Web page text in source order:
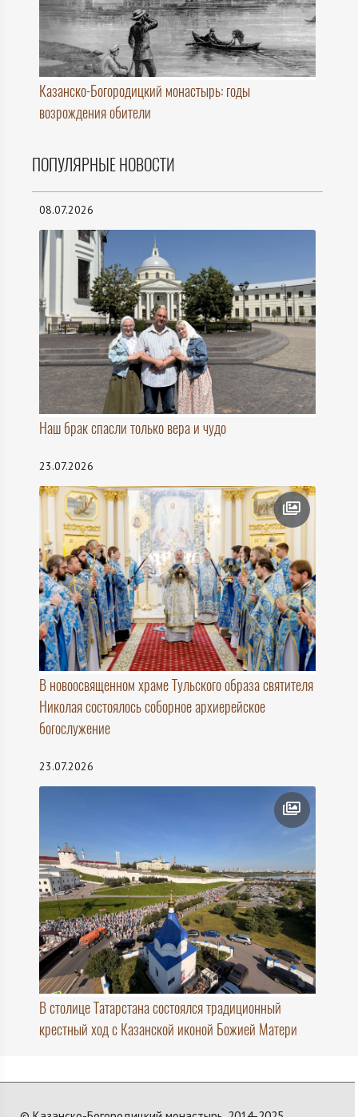
Казанско-Богородицкий монастырь: годы
возрождения обители
ПОПУЛЯРНЫЕ НОВОСТИ
08.07.2026
Наш брак спасли только вера и чудо
23.07.2026
В новоосвященном храме Тульского образа святителя
Николая состоялось соборное архиерейское
богослужение
23.07.2026
В столице Татарстана состоялся традиционный
крестный ход с Казанской иконой Божией Матери